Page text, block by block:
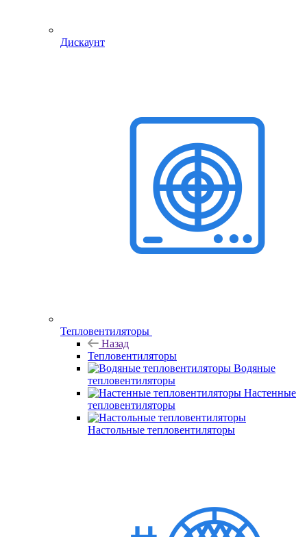
Дискаунт
Тепловентиляторы
Назад
Тепловентиляторы
Водяные
тепловентиляторы
Настенные
тепловентиляторы
Настольные тепловентиляторы